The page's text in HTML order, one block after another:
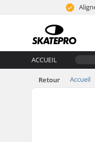
ACCUEIL
Retour Accueil